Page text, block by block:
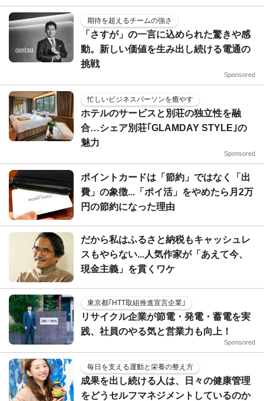
期待を超えるチームの強さ
「さすが」の一言に込められた驚きや感
動。新しい価値を生み出し続ける電通の
挑戦
Sponsored
忙しいビジネスパーソンを癒やす
ホテルのサービスと別荘の独立性を融
合…シェア別荘｢GLAMDAY STYLE｣の
魅力
Sponsored
ポイントカードは「節約」ではなく「出
費」の象徴...「ポイ活」をやめたら月2万
円の節約になった理由
だから私はふるさと納税もキャッシュレ
スもやらない...人気作家が「あえて今、
現金主義」を貫くワケ
東京都｢HTT取組推進宣言企業｣
リサイクル企業が節電・発電・蓄電を実
践、社員のやる気と営業力も向上！
Sponsored
毎日を支える運動と栄養の整え方
成果を出し続ける人は、日々の健康管理
をどうセルフマネジメントしているのか